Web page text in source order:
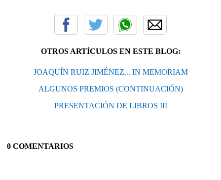
OTROS ARTÍCULOS EN ESTE BLOG:
JOAQUÍN RUIZ JIMÉNEZ... IN MEMORIAM
ALGUNOS PREMIOS (CONTINUACIÓN)
PRESENTACIÓN DE LIBROS III
0 COMENTARIOS